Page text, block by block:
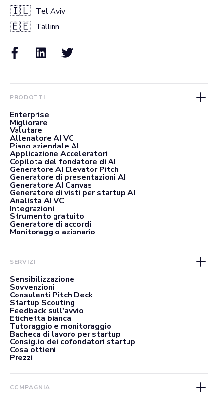
🇮🇱 Tel Aviv
🇪🇪 Tallinn
PRODOTTI
Enterprise
Migliorare
Valutare
Allenatore AI VC
Piano aziendale AI
Applicazione Acceleratori
Copilota del fondatore di AI
Generatore AI Elevator Pitch
Generatore di presentazioni AI
Generatore AI Canvas
Generatore di visti per startup AI
Analista AI VC
Integrazioni
Strumento gratuito
Generatore di accordi
Monitoraggio azionario
SERVIZI
Sensibilizzazione
Sovvenzioni
Consulenti Pitch Deck
Startup Scouting
Feedback sull'avvio
Etichetta bianca
Tutoraggio e monitoraggio
Bacheca di lavoro per startup
Consiglio dei cofondatori startup
Cosa ottieni
Prezzi
COMPAGNIA